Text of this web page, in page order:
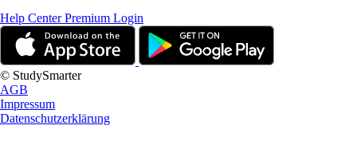
Help CenterPremium Login
© StudySmarter
AGB
Impressum
Datenschutzerklärung